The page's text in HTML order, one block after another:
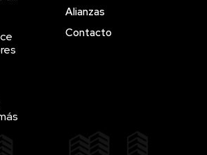
Alianzas
Contacto